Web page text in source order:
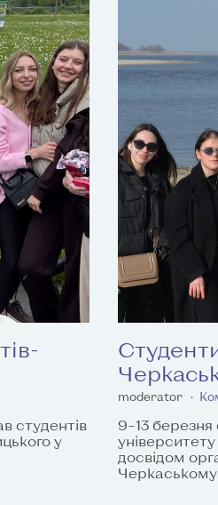
студентів
у
moderator
9–13
досвідом
Черкаському